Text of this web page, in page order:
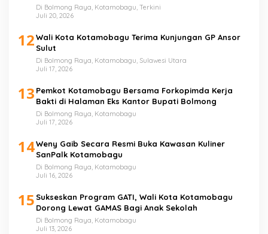
Di Bolmong Raya, Kotamobagu, Terkini
Juli 20, 2026
12Wali Kota Kotamobagu Terima Kunjungan GP Ansor
Sulut
Di Bolmong Raya, Kotamobagu, Sulawesi Utara
Juli 17, 2026
13 Pemkot Kotamobagu Bersama Forkopimda Kerja
Bakti di Halaman Eks Kantor Bupati Bolmong
Di Bolmong Raya, Kotamobagu
Juli 17, 2026
14Weny Gaib Secara Resmi Buka Kawasan Kuliner
SanPalk Kotamobagu
Di Bolmong Raya, Kotamobagu
Juli 16, 2026
15 Sukseskan Program GATI, Wali Kota Kotamobagu
Dorong Lewat GAMAS Bagi Anak Sekolah
Di Bolmong Raya, Kotamobagu
Juli 13, 2026